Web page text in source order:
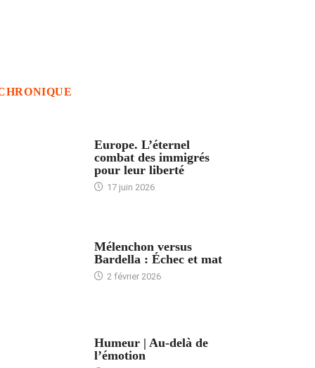
Europe. L’éternel
combat des immigrés
pour leur liberté
17 juin 2026
Mélenchon versus
Bardella : Échec et mat
2 février 2026
Humeur | Au-delà de
l’émotion